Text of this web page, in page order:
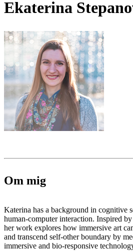
Ekaterina
Om mig
Katerina has a background in cognitive
human-computer interaction. Inspired
her work explores how immersive art
and transcend self-other boundary by
immersive and bio-responsive